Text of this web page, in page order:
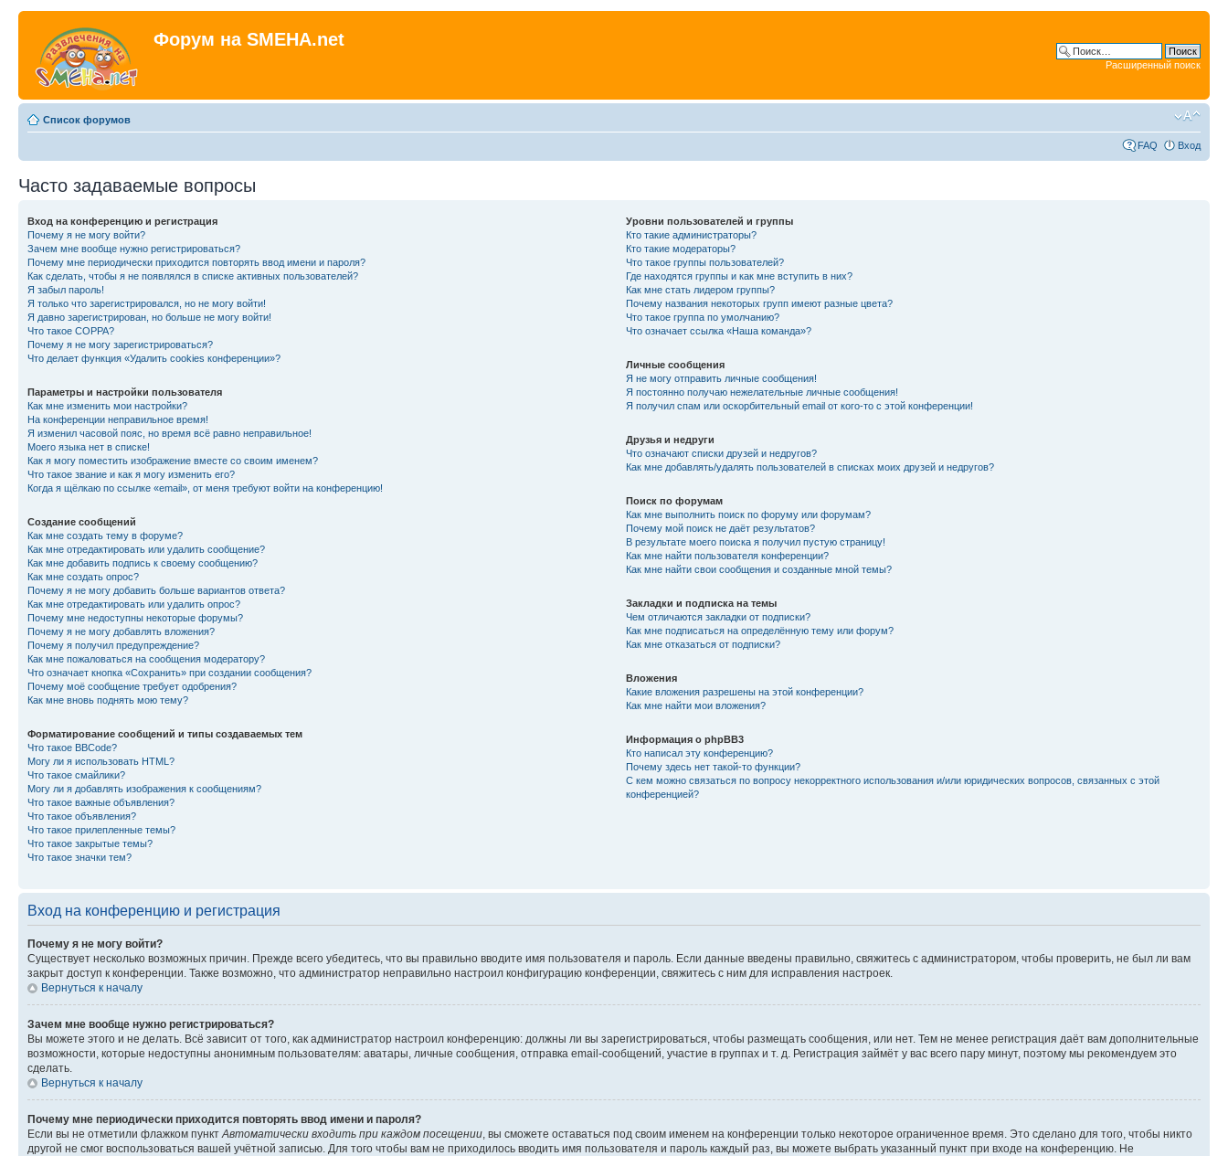
Форум на SMEHA.net
Расширенный поиск
Список форумов
FAQ Вход
Часто задаваемые вопросы
Вход на конференцию и регистрация
Почему я не могу войти?
Зачем мне вообще нужно регистрироваться?
Почему мне периодически приходится повторять ввод имени и пароля?
Как сделать, чтобы я не появлялся в списке активных пользователей?
Я забыл пароль!
Я только что зарегистрировался, но не могу войти!
Я давно зарегистрирован, но больше не могу войти!
Что такое COPPA?
Почему я не могу зарегистрироваться?
Что делает функция «Удалить cookies конференции»?
Параметры и настройки пользователя
Как мне изменить мои настройки?
На конференции неправильное время!
Я изменил часовой пояс, но время всё равно неправильное!
Моего языка нет в списке!
Как я могу поместить изображение вместе со своим именем?
Что такое звание и как я могу изменить его?
Когда я щёлкаю по ссылке «email», от меня требуют войти на конференцию!
Создание сообщений
Как мне создать тему в форуме?
Как мне отредактировать или удалить сообщение?
Как мне добавить подпись к своему сообщению?
Как мне создать опрос?
Почему я не могу добавить больше вариантов ответа?
Как мне отредактировать или удалить опрос?
Почему мне недоступны некоторые форумы?
Почему я не могу добавлять вложения?
Почему я получил предупреждение?
Как мне пожаловаться на сообщения модератору?
Что означает кнопка «Сохранить» при создании сообщения?
Почему моё сообщение требует одобрения?
Как мне вновь поднять мою тему?
Форматирование сообщений и типы создаваемых тем
Что такое BBCode?
Могу ли я использовать HTML?
Что такое смайлики?
Могу ли я добавлять изображения к сообщениям?
Что такое важные объявления?
Что такое объявления?
Что такое прилепленные темы?
Что такое закрытые темы?
Что такое значки тем?
Уровни пользователей и группы
Кто такие администраторы?
Кто такие модераторы?
Что такое группы пользователей?
Где находятся группы и как мне вступить в них?
Как мне стать лидером группы?
Почему названия некоторых групп имеют разные цвета?
Что такое группа по умолчанию?
Что означает ссылка «Наша команда»?
Личные сообщения
Я не могу отправить личные сообщения!
Я постоянно получаю нежелательные личные сообщения!
Я получил спам или оскорбительный email от кого-то с этой конференции!
Друзья и недруги
Что означают списки друзей и недругов?
Как мне добавлять/удалять пользователей в списках моих друзей и недругов?
Поиск по форумам
Как мне выполнить поиск по форуму или форумам?
Почему мой поиск не даёт результатов?
В результате моего поиска я получил пустую страницу!
Как мне найти пользователя конференции?
Как мне найти свои сообщения и созданные мной темы?
Закладки и подписка на темы
Чем отличаются закладки от подписки?
Как мне подписаться на определённую тему или форум?
Как мне отказаться от подписки?
Вложения
Какие вложения разрешены на этой конференции?
Как мне найти мои вложения?
Информация о phpBB3
Кто написал эту конференцию?
Почему здесь нет такой-то функции?
С кем можно связаться по вопросу некорректного использования и/или юридических вопросов, связанных с этой
конференцией?
Вход на конференцию и регистрация
Почему я не могу войти?
Существует несколько возможных причин. Прежде всего убедитесь, что вы правильно вводите имя пользователя и пароль. Если данные введены правильно, свяжитесь с администратором, чтобы проверить, не был ли вам
закрыт доступ к конференции. Также возможно, что администратор неправильно настроил конфигурацию конференции, свяжитесь с ним для исправления настроек.
Вернуться к началу
Зачем мне вообще нужно регистрироваться?
Вы можете этого и не делать. Всё зависит от того, как администратор настроил конференцию: должны ли вы зарегистрироваться, чтобы размещать сообщения, или нет. Тем не менее регистрация даёт вам дополнительные
возможности, которые недоступны анонимным пользователям: аватары, личные сообщения, отправка email-сообщений, участие в группах и т. д. Регистрация займёт у вас всего пару минут, поэтому мы рекомендуем это
сделать.
Вернуться к началу
Почему мне периодически приходится повторять ввод имени и пароля?
Если вы не отметили флажком пунктАвтоматически входить при каждом посещении, вы сможете оставаться под своим именем на конференции только некоторое ограниченное время. Это сделано для того, чтобы никто
другой не смог воспользоваться вашей учётной записью. Для того чтобы вам не приходилось вводить имя пользователя и пароль каждый раз, вы можете выбрать указанный пункт при входе на конференцию. Не